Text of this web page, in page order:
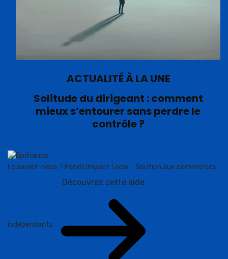
ACTUALITÉ À LA UNE
Solitude du dirigeant : comment
mieux s’entourer sans perdre le
contrôle ?
Le saviez-vous ? Fonds Impact Local - Soutien aux commerces
indépendants
Découvrez cette aide